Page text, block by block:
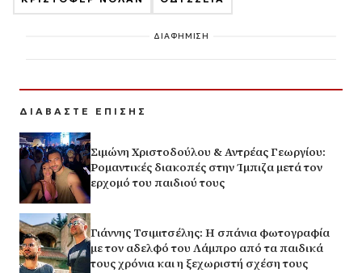
ΔΙΑΦΗΜΙΣΗ
ΔΙΑΒΑΣΤΕ ΕΠΙΣΗΣ
Σιμώνη Χριστοδούλου & Αντρέας Γεωργίου:
Ρομαντικές διακοπές στην Ίμπιζα μετά τον
ερχομό του παιδιού τους
Γιάννης Τσιμιτσέλης: Η σπάνια φωτογραφία
με τον αδελφό του Λάμπρο από τα παιδικά
τους χρόνια και η ξεχωριστή σχέση τους